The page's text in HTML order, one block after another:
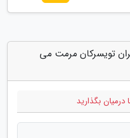
تویسرکان مرمت می
درمیان بگذارید